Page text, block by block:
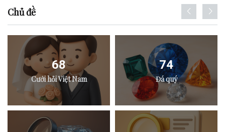
Chủ đề
68
Cưới hỏi Việt Nam
74
Đá quý